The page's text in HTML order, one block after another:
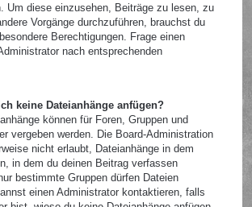
Um diese einzusehen, Beiträge zu lesen, zu
Vorgänge durchzuführen, brauchst du
Berechtigungen. Frage einen
nach entsprechenden
keine Dateianhänge anfügen?
können für Foren, Gruppen und
vergeben werden. Die Board-Administration
nicht erlaubt, Dateianhänge in dem
in dem du deinen Beitrag verfassen
bestimmte Gruppen dürfen Dateien
einen Administrator kontaktieren, falls